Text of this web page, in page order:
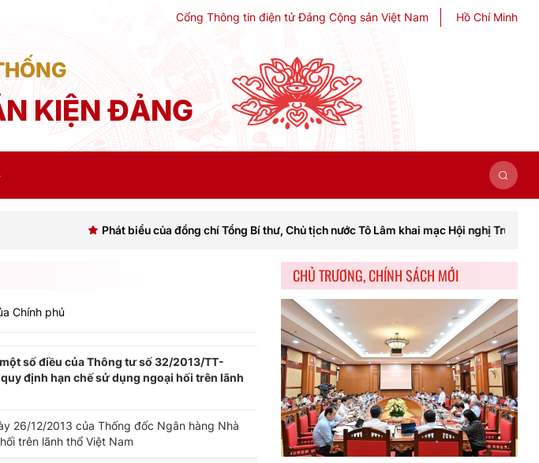
Cổng Thông tin điện tử Đảng Cộng sản Việt Nam Hồ Chí Minh
KIỆN ĐẢNG
Phát biểu của đồng chí Tổng Bí thư, Chủ tịch nước Tô Lâm khai mạc Hội nghị Trung ương lần
Chính phủ
số điều của Thông tư số 32/2013/TT-
định hạn chế sử dụng ngoại hối trên lãnh
26/12/2013 của Thống đốc Ngân hàng Nhà
trên lãnh thổ Việt Nam
CHỦ TRƯƠNG, CHÍNH SÁCH MỚI